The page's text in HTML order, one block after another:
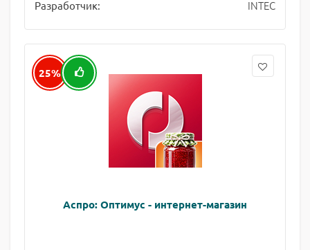
Разработчик: INTEC
25%
Аспро: Оптимус - интернет-магазин